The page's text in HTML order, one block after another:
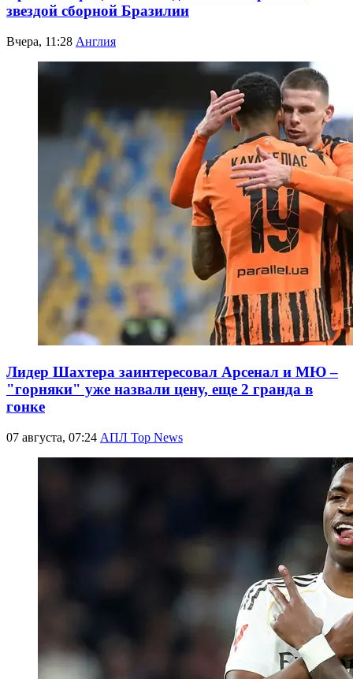
звездой сборной Бразилии
Вчера, 11:28 Англия
Лидер Шахтера заинтересовал Арсенал и МЮ –
"горняки" уже назвали цену, еще 2 гранда в
гонке
07 августа, 07:24 АПЛ Top News